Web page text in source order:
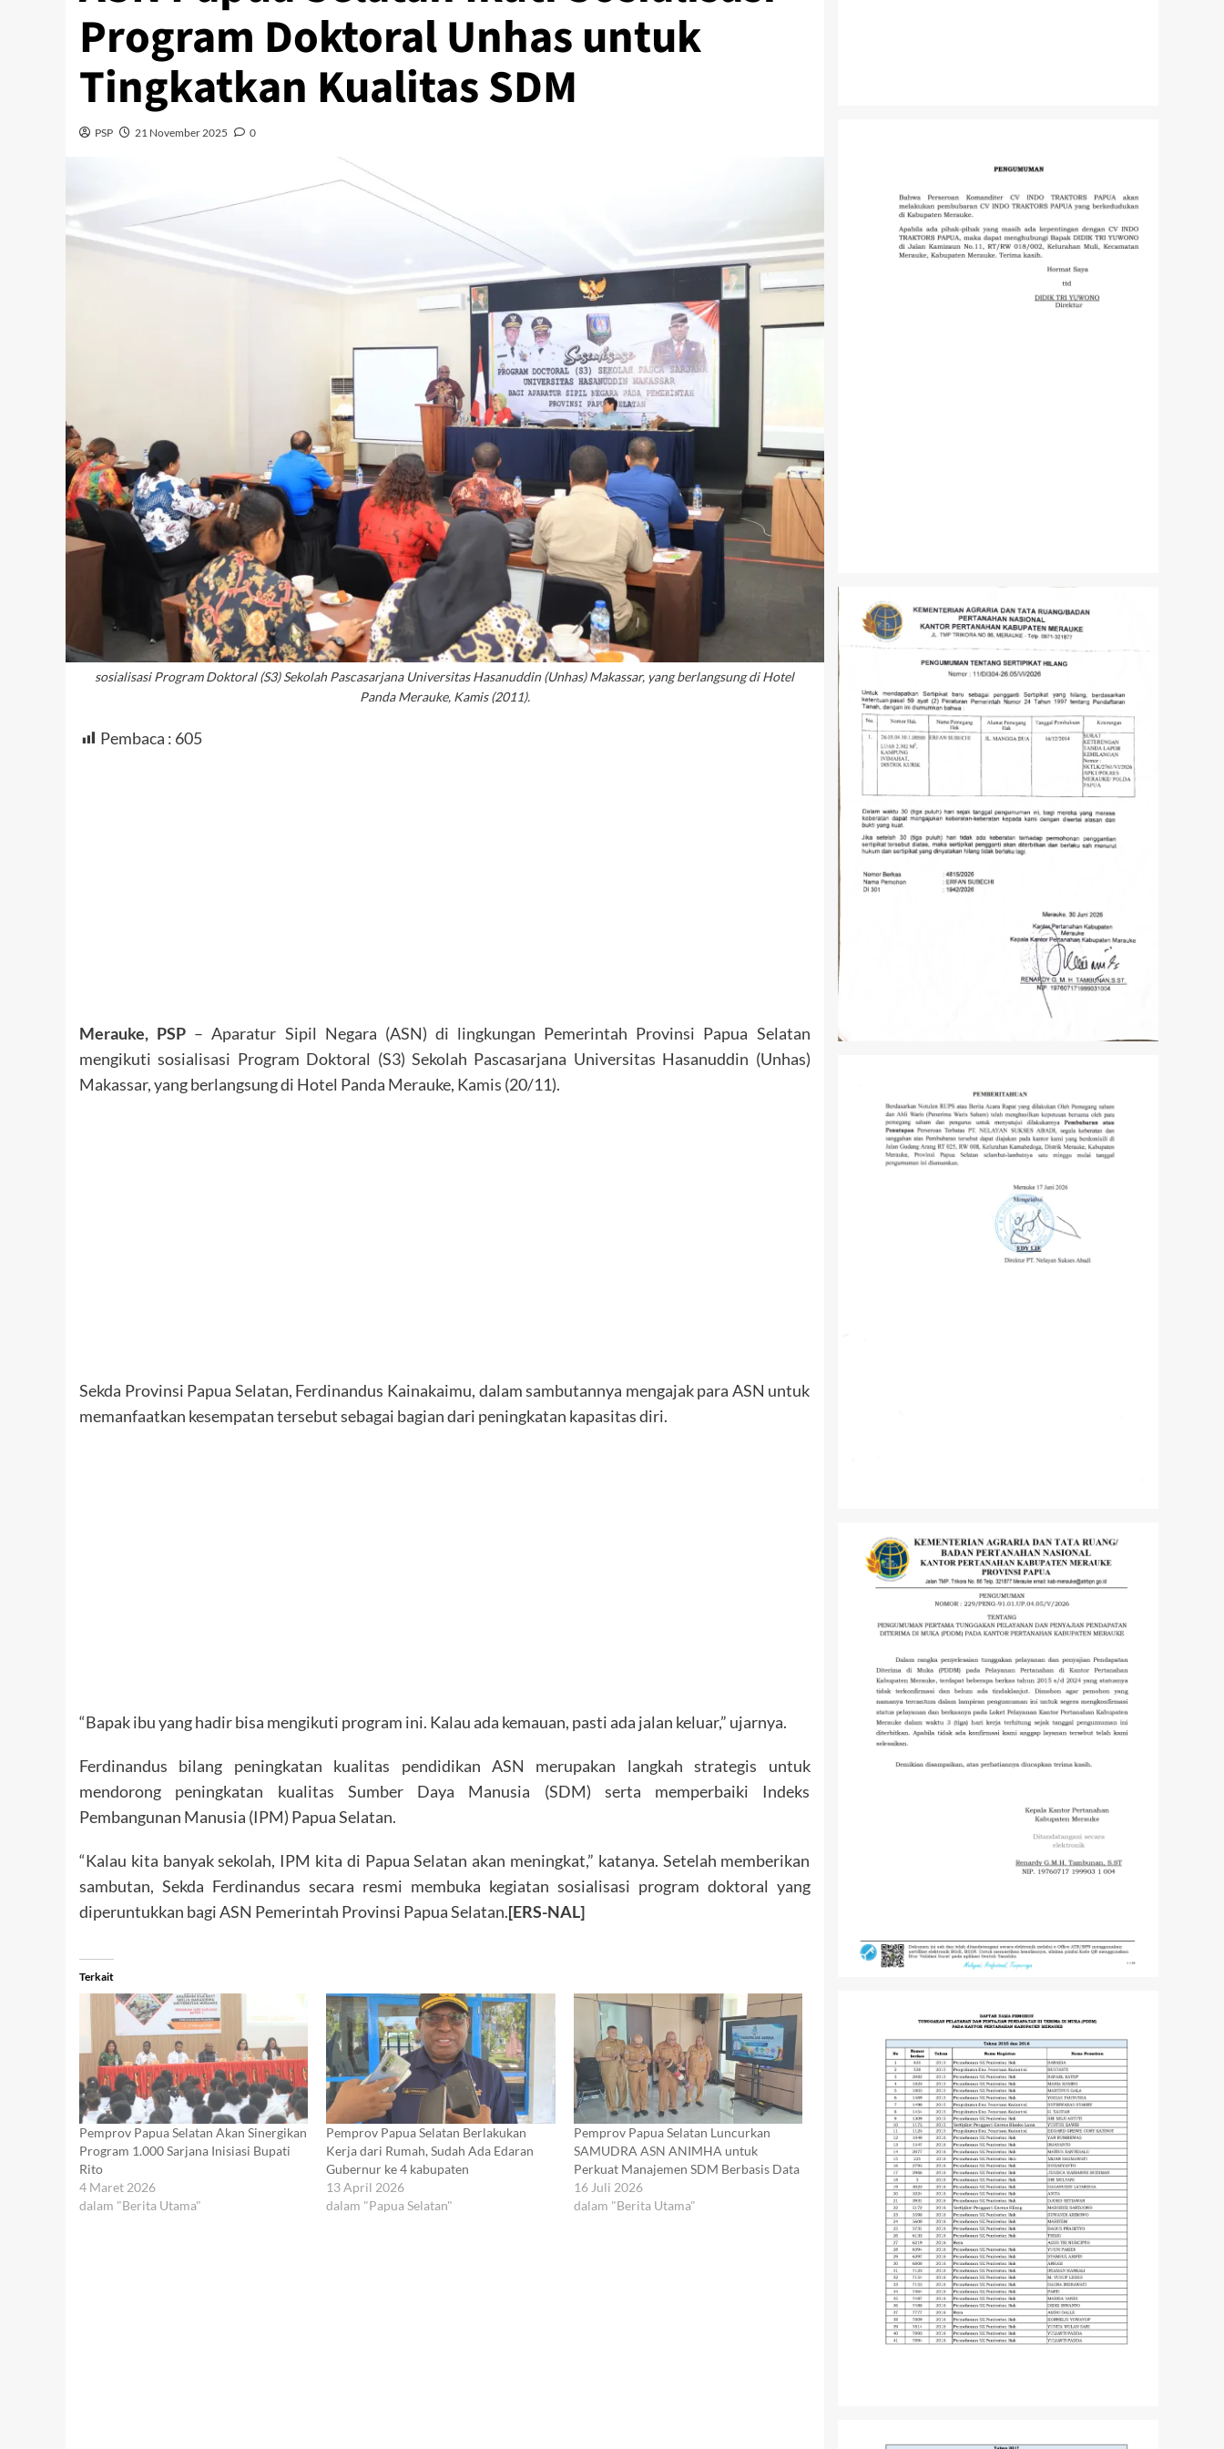
Program Doktoral Unhas untuk
Tingkatkan Kualitas SDM
PSP 21 November 2025 0
sosialisasi Program Doktoral (S3) Sekolah Pascasarjana Universitas Hasanuddin (Unhas) Makassar, yang berlangsung di Hotel
Panda Merauke, Kamis (2011).
Pembaca : 605
Merauke, PSP – Aparatur Sipil Negara (ASN) di lingkungan Pemerintah Provinsi Papua Selatan
mengikuti sosialisasi Program Doktoral (S3) Sekolah Pascasarjana Universitas Hasanuddin (Unhas)
Makassar, yang berlangsung di Hotel Panda Merauke, Kamis (20/11).
Sekda Provinsi Papua Selatan, Ferdinandus Kainakaimu, dalam sambutannya mengajak para ASN untuk
memanfaatkan kesempatan tersebut sebagai bagian dari peningkatan kapasitas diri.
“Bapak ibu yang hadir bisa mengikuti program ini. Kalau ada kemauan, pasti ada jalan keluar,” ujarnya.
Ferdinandus bilang peningkatan kualitas pendidikan ASN merupakan langkah strategis untuk
mendorong peningkatan kualitas Sumber Daya Manusia (SDM) serta memperbaiki Indeks
Pembangunan Manusia (IPM) Papua Selatan.
“Kalau kita banyak sekolah, IPM kita di Papua Selatan akan meningkat,” katanya. Setelah memberikan
sambutan, Sekda Ferdinandus secara resmi membuka kegiatan sosialisasi program doktoral yang
diperuntukkan bagi ASN Pemerintah Provinsi Papua Selatan.[ERS-NAL]
Terkait
Pemprov Papua Selatan Akan Sinergikan
Program 1.000 Sarjana Inisiasi Bupati
Rito
4 Maret 2026
dalam "Berita Utama"
Pemprov Papua Selatan Berlakukan
Kerja dari Rumah, Sudah Ada Edaran
Gubernur ke 4 kabupaten
13 April 2026
dalam "Papua Selatan"
Pemprov Papua Selatan Luncurkan
SAMUDRA ASN ANIMHA untuk
Perkuat Manajemen SDM Berbasis Data
16 Juli 2026
dalam "Berita Utama"